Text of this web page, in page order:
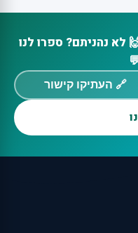
לא נהניתם? ספרו לנו
🔗 העתיקו קישור